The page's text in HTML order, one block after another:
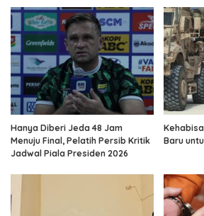
Hanya Diberi Jeda 48 Jam
Menuju Final, Pelatih Persib Kritik
Jadwal Piala Presiden 2026
Baru